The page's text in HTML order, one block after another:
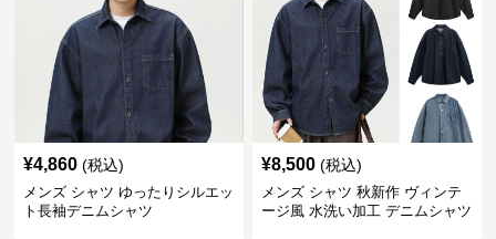
¥4,860 (税込)
メンズ シャツ ゆったりシルエッ
ト長袖デニムシャツ
¥8,500 (税込)
メンズ シャツ 秋新作 ヴィンテ
ージ風 水洗い加工 デニムシャツ